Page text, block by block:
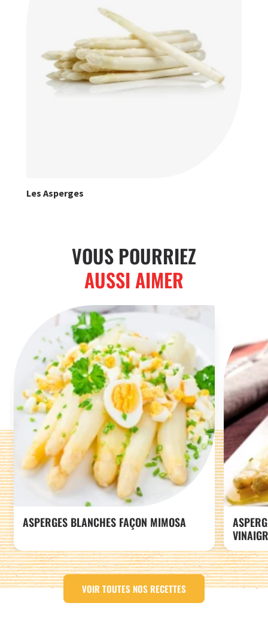
Les Asperges
VOUS POURRIEZ
AUSSI AIMER
ASPERGES BLANCHES FAÇON MIMOSA
VOIR TOUTES NOS RECETTES